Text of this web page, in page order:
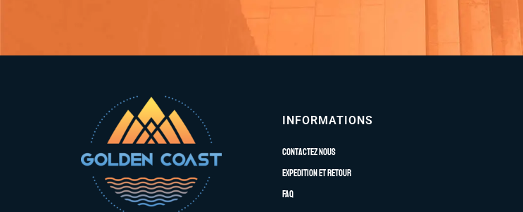
INFORMATIONS
Contactez nous
Expedition et retour
FAQ